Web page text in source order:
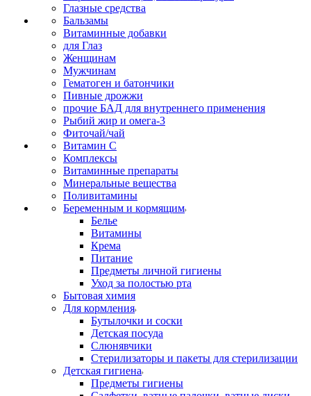
Глазные средства
Бальзамы
Витаминные добавки
для Глаз
Женщинам
Мужчинам
Гематоген и батончики
Пивные дрожжи
прочие БАД для внутреннего применения
Рыбий жир и омега-3
Фиточай/чай
Витамин С
Комплексы
Витаминные препараты
Минеральные вещества
Поливитамины
Беременным и кормящим
Белье
Витамины
Крема
Питание
Предметы личной гигиены
Уход за полостью рта
Бытовая химия
Для кормления
Бутылочки и соски
Детская посуда
Слюнявчики
Стерилизаторы и пакеты для стерилизации
Детская гигиена
Предметы гигиены